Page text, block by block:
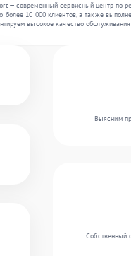
— современный сервисный центр по
более 10 000 клиентов, а также
высокое качество
Выясним
Собственный